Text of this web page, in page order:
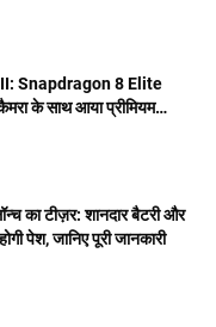
Snapdragon 8 Elite
के साथ आया प्रीमियम
का टीज़र: शानदार बैटरी और
पेश, जानिए पूरी जानकारी